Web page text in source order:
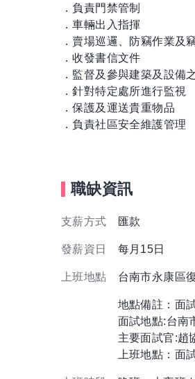
．負責門禁管制
．車輛出入指揮
．賣場巡邏、防竊作業及
．收發書信文件
．監督及參與建築及設備
．針對特定處所進行監視
．保護及運送貴重物品
．負責社區安全維護管理
職缺資訊
支薪方式 匯款
發薪資日 每月15日
上班地點 台南市永康區
地點備註：面
面試地點:台南
主要面試官:趙
上班地點：面